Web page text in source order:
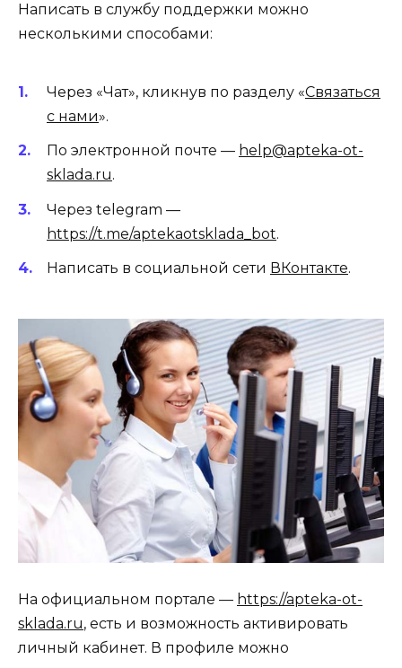
Написать в службу поддержки можно
несколькими способами:
Через «Чат», кликнув по разделу «Связаться
с нами».
По электронной почте — help@apteka-ot-
sklada.ru.
Через telegram —
https://t.me/aptekaotsklada_bot.
Написать в социальной сети ВКонтакте.
На официальном портале — https://apteka-ot-
sklada.ru, есть и возможность активировать
личный кабинет. В профиле можно